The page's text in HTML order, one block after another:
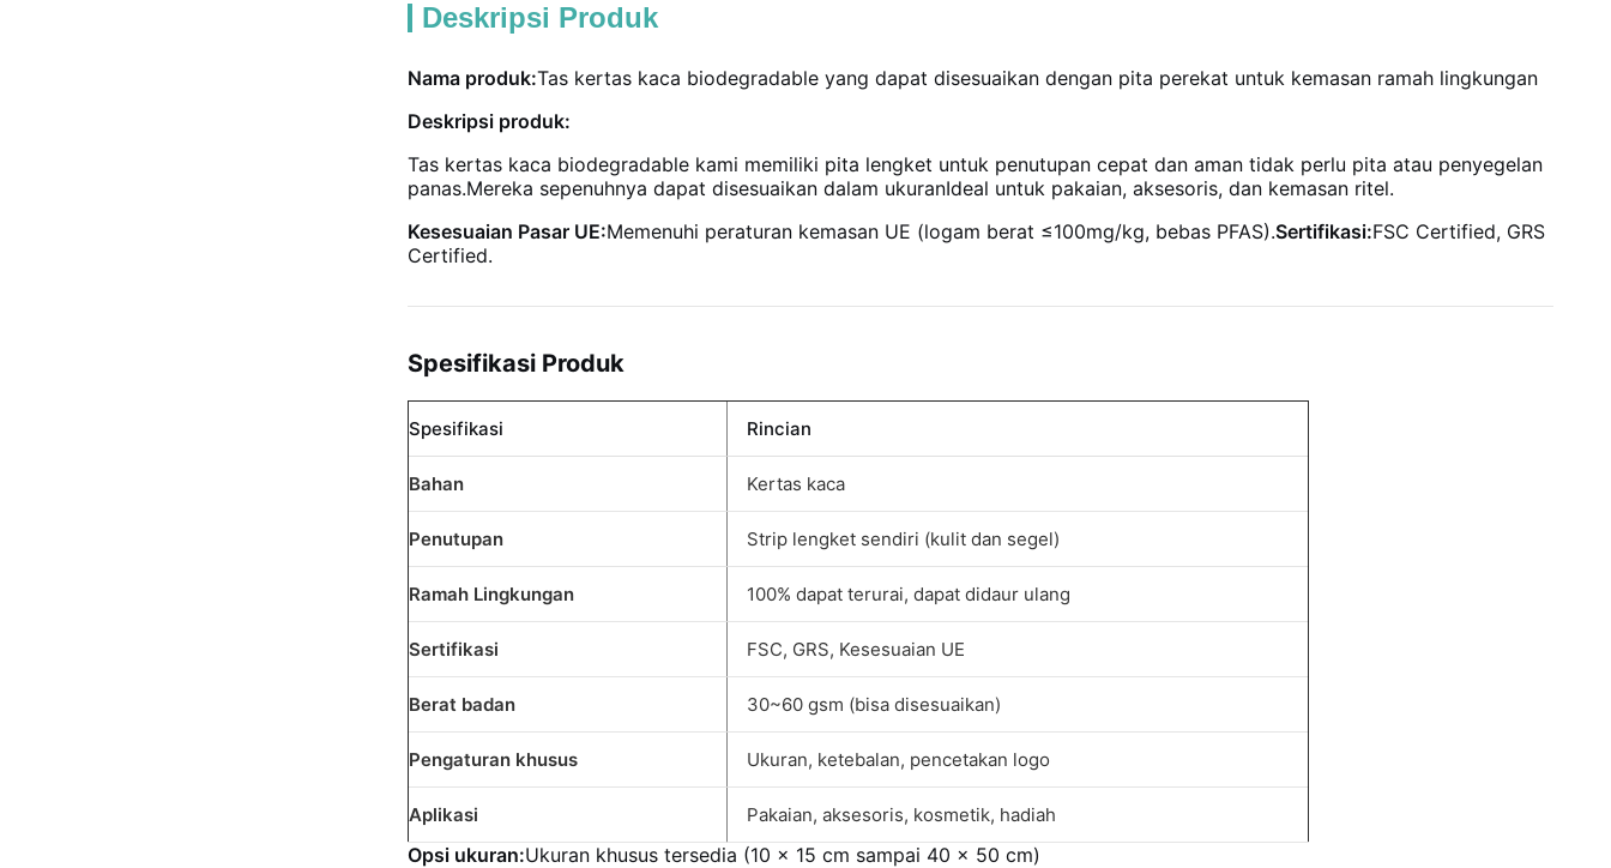
Deskripsi Produk
Nama produk:Tas kertas kaca biodegradable yang dapat disesuaikan dengan pita perekat untuk kemasan ramah lingkungan
Deskripsi produk:
Tas kertas kaca biodegradable kami memiliki pita lengket untuk penutupan cepat dan aman tidak perlu pita atau penyegelan
panas.Mereka sepenuhnya dapat disesuaikan dalam ukuranIdeal untuk pakaian, aksesoris, dan kemasan ritel.
Kesesuaian Pasar UE:Memenuhi peraturan kemasan UE (logam berat ≤100mg/kg, bebas PFAS).Sertifikasi:FSC Certified, GRS
Certified.
Spesifikasi Produk
Spesifikasi Rincian
Bahan Kertas kaca
Penutupan Strip lengket sendiri (kulit dan segel)
Ramah Lingkungan 100% dapat terurai, dapat didaur ulang
Sertifikasi FSC, GRS, Kesesuaian UE
Berat badan 30~60 gsm (bisa disesuaikan)
Pengaturan khusus Ukuran, ketebalan, pencetakan logo
Aplikasi Pakaian, aksesoris, kosmetik, hadiah
Opsi ukuran:Ukuran khusus tersedia (10 x 15 cm sampai 40 x 50 cm)